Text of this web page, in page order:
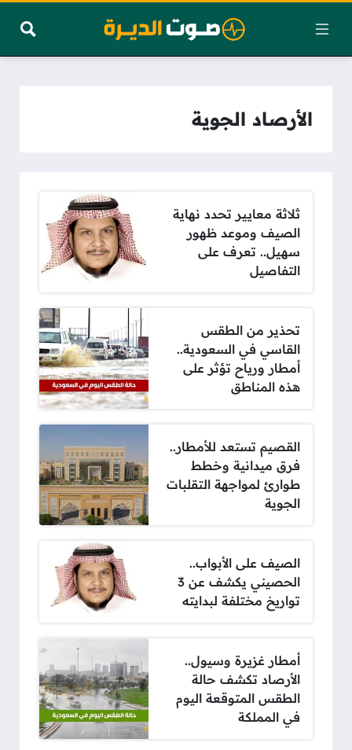
الأرصاد الجوية
ثلاثة معايير تحدد نهاية
الصيف وموعد ظهور
سهيل.. تعرف على
التفاصيل
تحذير من الطقس
القاسي في السعودية..
أمطار ورياح تؤثر على
هذه المناطق
القصيم تستعد للأمطار..
فرق ميدانية وخطط
طوارئ لمواجهة التقلبات
الجوية
الصيف على الأبواب..
الحصيني يكشف عن 3
تواريخ مختلفة لبدايته
أمطار غزيرة وسيول..
الأرصاد تكشف حالة
الطقس المتوقعة اليوم
في المملكة